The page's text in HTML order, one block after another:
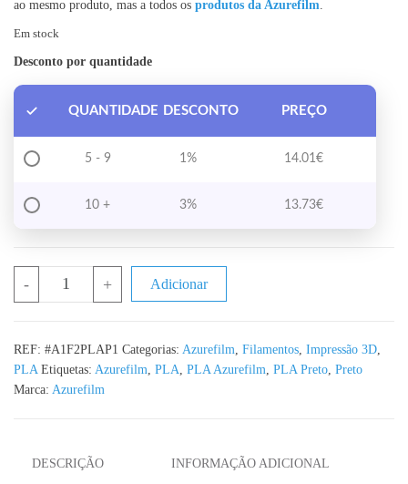
ao mesmo produto, mas a todos os produtos da Azurefilm
Em stock
Desconto por quantidade
QUANTIDADE DESCONTO PREÇO
5 - 9 1% 14.01 €
10 + 3% 13.73€
- + Adicionar
REF: #A1F2PLAP1 Categorias: Azurefilm Filamentos Impressão 3D
PLA Etiquetas: Azurefilm PLA PLA Azurefilm PLA Preto Preto
Marca: Azurefilm
DESCRIÇÃO INFORMAÇÃO ADICIONAL